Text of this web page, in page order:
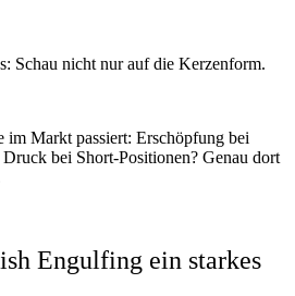
Schau nicht nur auf die Kerzenform.
im Markt passiert: Erschöpfung bei
bei Short-Positionen? Genau dort
Engulfing ein starkes